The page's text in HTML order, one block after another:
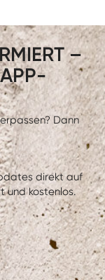
–
Dann
direkt auf
und kostenlos.